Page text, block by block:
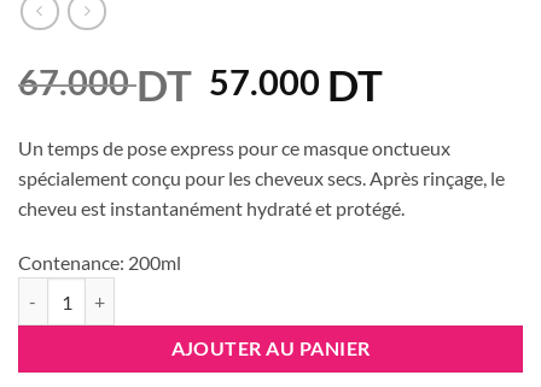
67.000DT Le
initial
était :
67.000 DT.
57.000 DTLe
actuel
est :
57.000
Un temps de pose express pour ce masque onctueux
spécialement conçu pour les cheveux secs. Après rinçage, le
cheveu est instantanément hydraté et protégé.
Contenance: 200ml
AJOUTER AU PANIER